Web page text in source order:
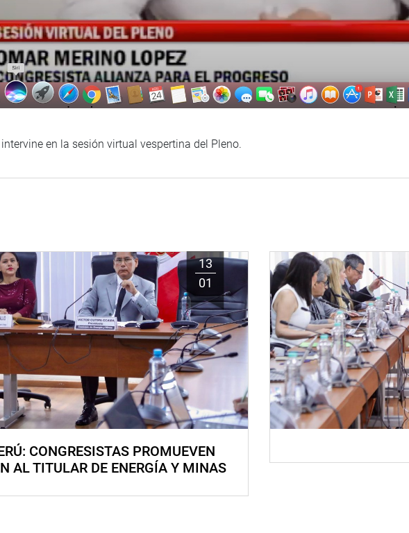
en la sesión virtual vespertina del Pleno.
13
01
CONGRESISTAS PROMUEVEN
AL TITULAR DE ENERGÍA Y MINAS